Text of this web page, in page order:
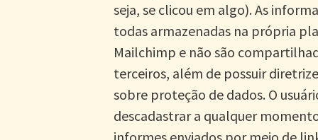
seja, se clicou em algo). As
todas armazenadas na própria
Mailchimp e não são
terceiros, além de possuir
sobre proteção de dados. O
descadastrar a qualquer